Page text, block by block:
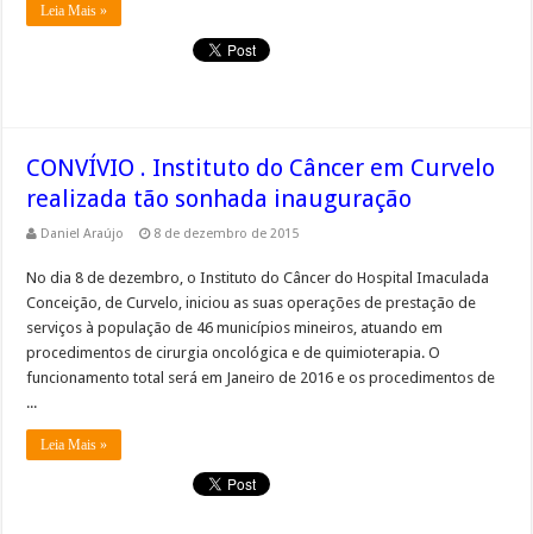
Leia Mais »
CONVÍVIO . Instituto do Câncer em Curvelo
realizada tão sonhada inauguração
Daniel Araújo 8 de dezembro de 2015
No dia 8 de dezembro, o Instituto do Câncer do Hospital Imaculada
Conceição, de Curvelo, iniciou as suas operações de prestação de
serviços à população de 46 municípios mineiros, atuando em
procedimentos de cirurgia oncológica e de quimioterapia. O
funcionamento total será em Janeiro de 2016 e os procedimentos de
...
Leia Mais »